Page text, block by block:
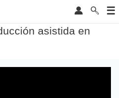
asistida en